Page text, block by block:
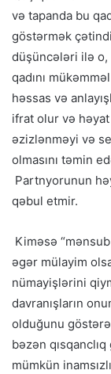
və tapanda bu
göstərmək
düşüncələri ilə
qadını
həssas və
ifrat olur və
əzizlənməyi və
olmasını təmin
Partnyorunun
qəbul etmir.
Kiməsə
əgər mülayim
nümayişlərini
davranışların
olduğunu
bəzən
mümkün